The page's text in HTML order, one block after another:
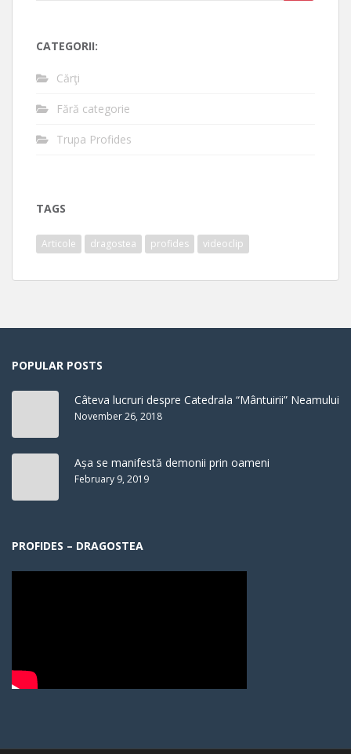
CATEGORII:
Cărţi
Fără categorie
Trupa Profides
TAGS
Articole dragostea profides videoclip
POPULAR POSTS
Câteva lucruri despre Catedrala “Mântuirii” Neamului
November 26, 2018
Așa se manifestă demonii prin oameni
February 9, 2019
PROFIDES – DRAGOSTEA